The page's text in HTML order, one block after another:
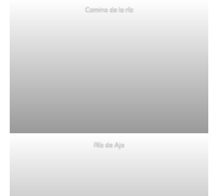
Camino de la ría
Ría de Ajo